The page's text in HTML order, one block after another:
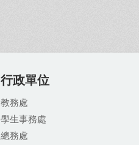
行政單位
教務處
學生事務處
總務處